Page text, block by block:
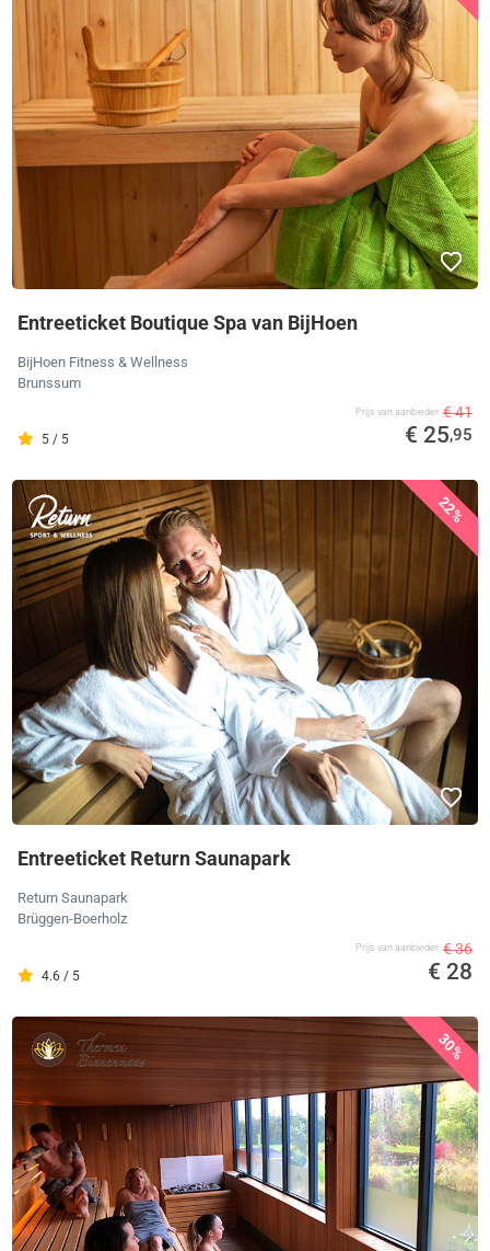
Entreeticket Boutique Spa van BijHoen
BijHoen Fitness & Wellness
Brunssum
5 / 5
Prijs van aanbieder € 41
€ 25,95
22%
Entreeticket Return Saunapark
Return Saunapark
Brüggen-Boerholz
4.6 / 5
Prijs van aanbieder € 36
€ 28
30%